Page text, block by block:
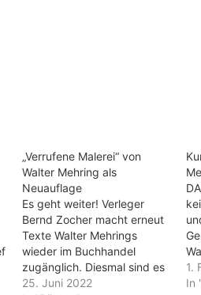
„Verrufene Malerei“ von
Walter Mehring als
Neuauflage
Es geht weiter! Verleger
Bernd Zocher macht erneut
Texte Walter Mehrings
wieder im Buchhandel
zugänglich. Diesmal sind es
seine Beobachtungen über
25. Juni 2022
1.
In